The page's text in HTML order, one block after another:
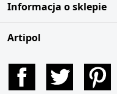
Informacja o sklepie
Artipol
Facebook Twitter